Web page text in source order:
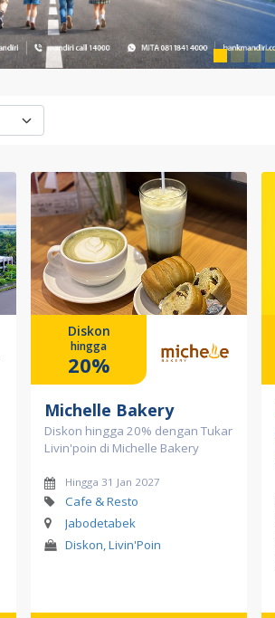
Diskon
hingga
20%
Michelle Bakery
Diskon hingga 20% dengan Tukar
Livin'poin di Michelle Bakery
Hingga 31 Jan 2027
Cafe & Resto
Jabodetabek
Diskon, Livin'Poin